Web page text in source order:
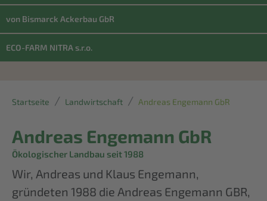
von Bismarck Ackerbau GbR
ECO-FARM NITRA s.r.o.
Startseite Landwirtschaft Andreas Engemann GbR
Andreas Engemann GbR
Ökologischer Landbau seit 1988
Wir, Andreas und Klaus Engemann,
gründeten 1988 die Andreas Engemann GBR,